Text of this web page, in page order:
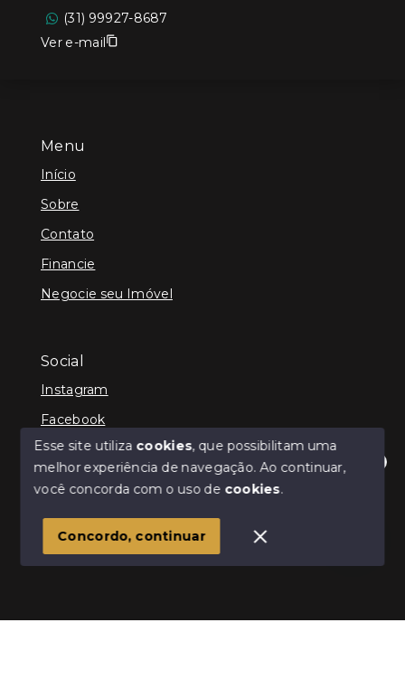
Olá! Estamos disponíveis para te ajudar.
Menu
Início
Sobre
Contato
Financie
Negocie seu Imóvel
Social
Instagram
Facebook
© Copyright 2026 - Infinity Imóveis Brasil Ltda - Todos
SITE PARA IMOBILIARIA
(31) 99927-8687
Ver e-mail
Esse site utiliza cookies, que possibilitam uma
melhor experiência de navegação.Ao continuar,
você concorda com o uso de cookies.
Concordo, continuar